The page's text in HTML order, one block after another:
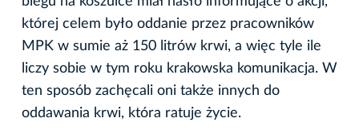
której celem było oddanie przez pracowników
MPK w sumie aż 150 litrów krwi, a więc tyle ile
liczy sobie w tym roku krakowska komunikacja. W
ten sposób zachęcali oni także innych do
oddawania krwi, która ratuje życie.